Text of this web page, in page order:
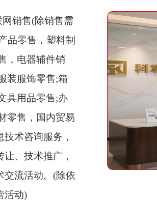
销售(除销售需
品零售，塑料制
，电器辅件销
装服饰零售;箱
具用品零售;办
零售，国内贸易
术咨询服务，
、技术推广，
交流活动。(除依
活动)